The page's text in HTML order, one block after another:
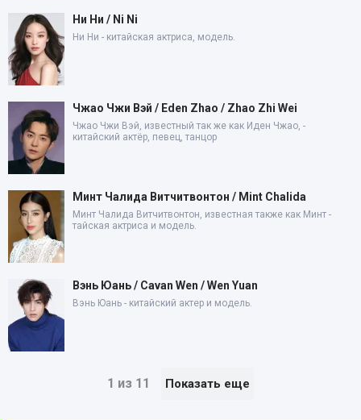
Ни Ни / Ni Ni
Ни Ни - китайская актриса, модель.
Чжао Чжи Вэй / Eden Zhao / Zhao Zhi Wei
Чжао Чжи Вэй, известный так же как Иден Чжао, -
китайский актёр, певец, танцор
Минт Чалида Витчитвонтон / Mint Chalida
Минт Чалида Витчитвонтон, известная также как Минт -
тайская актриса и модель.
Вэнь Юань / Cavan Wen / Wen Yuan
Вэнь Юань - китайский актер и модель.
1 из 11 Показать еще